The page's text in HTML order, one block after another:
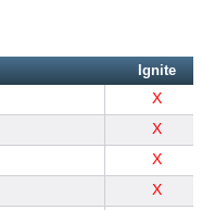
Ignite
X
X
X
X